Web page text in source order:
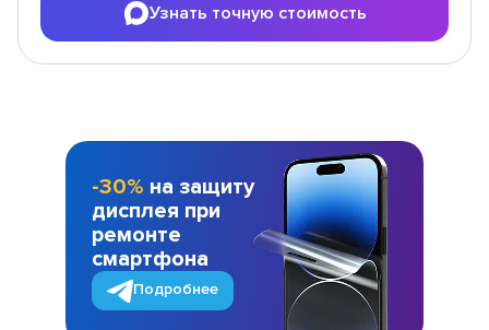
Узнать точную стоимость
-30% на защиту
дисплея при
ремонте
смартфона
Подробнее